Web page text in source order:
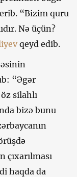
“Bizim quru
Nə üçün?
qeyd edib.
“Əgər
silahlı
bizə bunu
çıxarılması
haqda da